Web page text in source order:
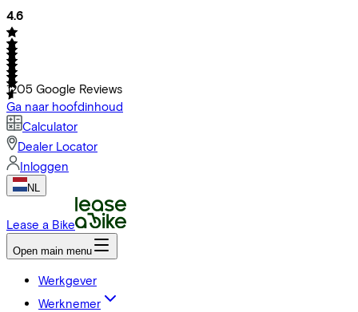
4.6
1205 Google Reviews
Ga naar hoofdinhoud
Calculator
Dealer Locator
Inloggen
NL
Lease a Bike
Open main menu
Werkgever
Werknemer